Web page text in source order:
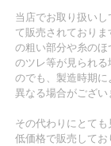
当店でお取り扱い
て販売されており
の粗い部分や糸の
のツレ等が見られ
のでも、製造時期
異なる場合がござい
その代わりにとて
低価格で販売して